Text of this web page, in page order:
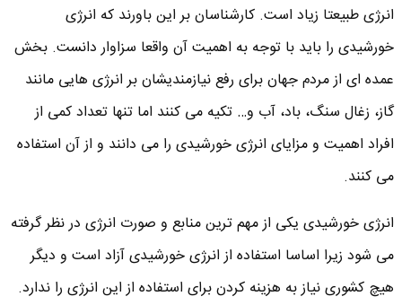
انرژی طبیعتا زیاد است. کارشناسان بر این باورند که انرژی
خورشیدی را باید با توجه به اهمیت آن واقعا سزاوار دانست. بخش
عمده ای از مردم جهان برای رفع نیازمندیشان بر انرژی هایی مانند
گاز، زغال سنگ، باد، آب و… تکیه می کنند اما تنها تعداد کمی از
افراد اهمیت و مزایای انرژی خورشیدی را می دانند و از آن استفاده
می کنند.
انرژی خورشیدی یکی از مهم ترین منابع و صورت انرژی در نظر گرفته
می شود زیرا اساسا استفاده از انرژی خورشیدی آزاد است و دیگر
هیچ کشوری نیاز به هزینه کردن برای استفاده از این انرژی را ندارد.